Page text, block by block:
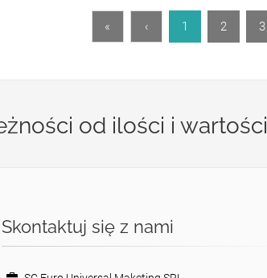
« ‹ 1 2 3
od ilości i wartości
Skontaktuj się z nami